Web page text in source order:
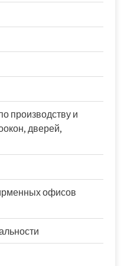
производству и
дверей,
офисов